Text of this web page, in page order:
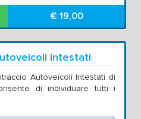
€ 19,00
intestati
Autoveicoli Intestati di
di individuare tutti i